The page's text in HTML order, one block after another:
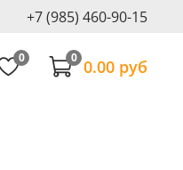
+7 (985) 460-90-15
0 0 0.00 руб